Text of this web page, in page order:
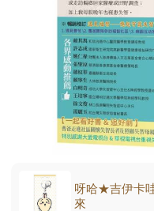
呀哈★吉伊卡
來